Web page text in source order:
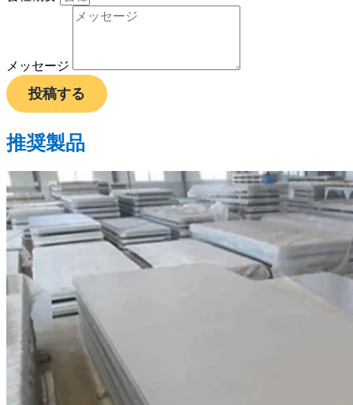
メッセージ
投稿する
推奨製品